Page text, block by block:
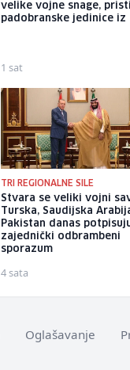
velike vojne snage,
padobranske jedinice
1 sat
TRI REGIONALNE SILE
Stvara se veliki vojni
Turska, Saudijska
Pakistan danas
zajednički odbrambeni
sporazum
4 sata
Oglašavanje